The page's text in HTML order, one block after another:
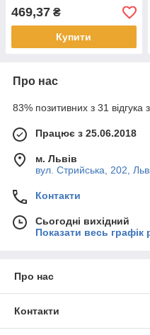
469,37 ₴
Купити
Про нас
83% позитивних з 31 відгука
Працює з 25.06.2018
м. Львів
вул. Стрийська, 202,
Контакти
Сьогодні вихідний
Показати весь графік
Про нас
Контакти